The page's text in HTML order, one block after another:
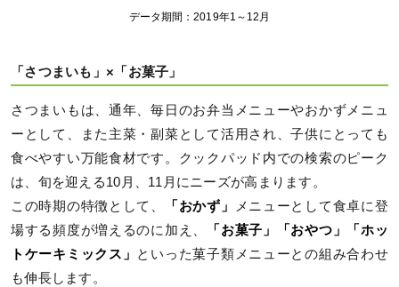
データ期間：2019年1～12月
「さつまいも」×「お菓子」
さつまいもは、通年、毎日のお弁当メニューやおかずメニュ
ーとして、また主菜・副菜として活用され、子供にとっても
食べやすい万能食材です。クックパッド内での検索のピーク
は、旬を迎える10月、11月にニーズが高まります。
この時期の特徴として、
「おかず」
メニューとして食卓に登
場する頻度が増えるのに加え、
「お菓子」「おやつ」「ホッ
トケーキミックス」 といった菓子類メニューとの組み合わせ
も伸長します。